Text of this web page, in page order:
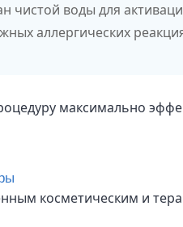
чистой воды для
аллергических
максимально
косметическим и